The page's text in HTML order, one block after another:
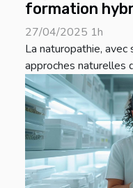
formation
27/04/2025 1h
La naturopathie,
approches naturelles